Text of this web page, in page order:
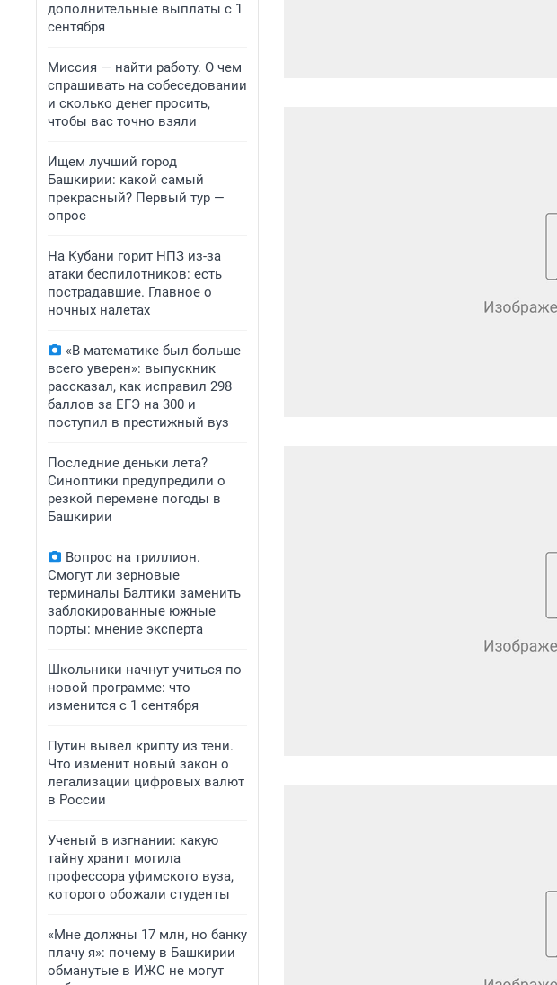
дополнительные выплаты с 1
сентября
Миссия — найти работу. О чем
спрашивать на собеседовании
и сколько денег просить,
чтобы вас точно взяли
Ищем лучший город
Башкирии: какой самый
прекрасный? Первый тур —
опрос
На Кубани горит НПЗ из-за
атаки беспилотников: есть
пострадавшие. Главное о
ночных налетах
«В математике был больше
всего уверен»: выпускник
рассказал, как исправил 298
баллов за ЕГЭ на 300 и
поступил в престижный вуз
Последние деньки лета?
Синоптики предупредили о
резкой перемене погоды в
Башкирии
Вопрос на триллион.
Смогут ли зерновые
терминалы Балтики заменить
заблокированные южные
порты: мнение эксперта
Школьники начнут учиться по
новой программе: что
изменится с 1 сентября
Путин вывел крипту из тени.
Что изменит новый закон о
легализации цифровых валют
в России
Ученый в изгнании: какую
тайну хранит могила
профессора уфимского вуза,
которого обожали студенты
«Мне должны 17 млн, но банку
плачу я»: почему в Башкирии
обманутые в ИЖС не могут